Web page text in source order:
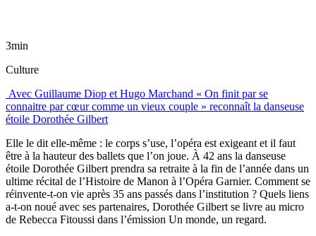
3min
Culture
Avec Guillaume Diop et Hugo Marchand « On finit par se
connaitre par cœur comme un vieux couple » reconnaît la danseuse
étoile Dorothée Gilbert
Elle le dit elle-même : le corps s’use, l’opéra est exigeant et il faut
être à la hauteur des ballets que l’on joue. À 42 ans la danseuse
étoile Dorothée Gilbert prendra sa retraite à la fin de l’année dans un
ultime récital de l’Histoire de Manon à l’Opéra Garnier. Comment se
réinvente-t-on vie après 35 ans passés dans l’institution ? Quels liens
a-t-on noué avec ses partenaires, Dorothée Gilbert se livre au micro
de Rebecca Fitoussi dans l’émission Un monde, un regard.